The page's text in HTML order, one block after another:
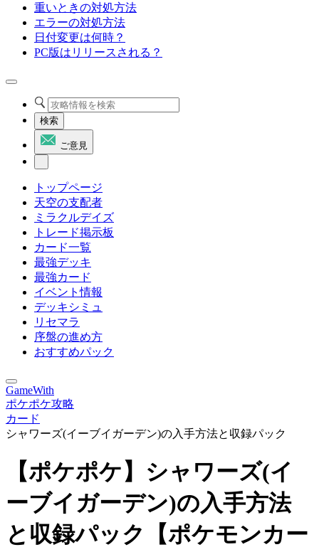
重いときの対処方法
エラーの対処方法
日付変更は何時？
PC版はリリースされる？
検索
ご意見
トップページ
天空の支配者
ミラクルデイズ
トレード掲示板
カード一覧
最強デッキ
最強カード
イベント情報
デッキシミュ
リセマラ
序盤の進め方
おすすめパック
GameWith
ポケポケ攻略
カード
シャワーズ(イーブイガーデン)の入手方法と収録パック
【ポケポケ】シャワーズ(イ
ーブイガーデン)の入手方法
と収録パック【ポケモンカー